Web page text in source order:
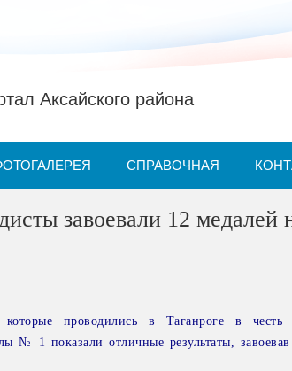
Аксайского района
СПРАВОЧНАЯ
завоевали 12 медалей
проводились в Таганроге в
№ 1 показали отличные результаты,